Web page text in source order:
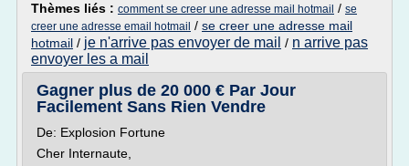
Thèmes liés : comment se creer une adresse mail hotmail / se
creer une adresse email hotmail / se creer une adresse mail
hotmail / je n'arrive pas envoyer de mail / n arrive pas
envoyer les a mail
Gagner plus de 20 000 € Par Jour
Facilement Sans Rien Vendre
De: Explosion Fortune
Cher Internaute,